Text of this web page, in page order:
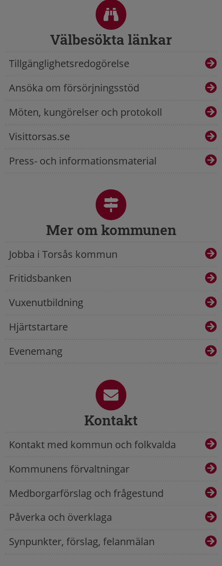
Välbesökta länkar
Tillgänglighetsredogörelse
Ansöka om försörjningsstöd
Möten, kungörelser och protokoll
Visittorsas.se
Press- och informationsmaterial
Mer om kommunen
Jobba i Torsås kommun
Fritidsbanken
Vuxenutbildning
Hjärtstartare
Evenemang
Kontakt
Kontakt med kommun och folkvalda
Kommunens förvaltningar
Medborgarförslag och frågestund
Påverka och överklaga
Synpunkter, förslag, felanmälan